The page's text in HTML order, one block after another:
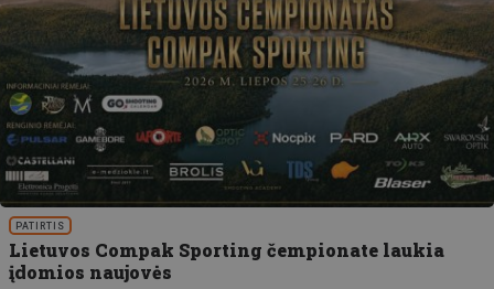
PATIRTIS
Lietuvos Compak Sporting čempionate laukia
įdomios naujovės